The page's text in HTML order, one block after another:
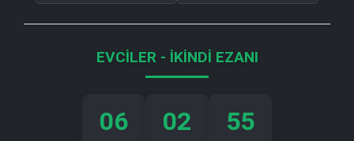
EVCILER - İKINDI EZANI
06 02 54